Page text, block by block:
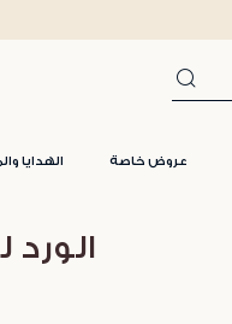
عروض خاصة الهدايا